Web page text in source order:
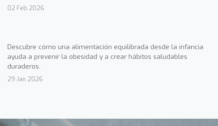
02 Feb 2026
Descubre cómo una alimentación equilibrada desde la infancia
ayuda a prevenir la obesidad y a crear hábitos saludables
duraderos.
29 Jan 2026